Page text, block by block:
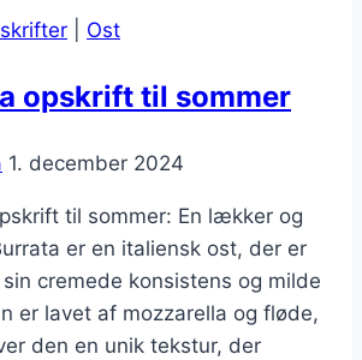
svampe Ost
opskrift til sommer
1. december 2024
til sommer: En lækker og
er en italiensk ost, der er
cremede konsistens og milde
er lavet af mozzarella og fløde,
den en unik tekstur, der